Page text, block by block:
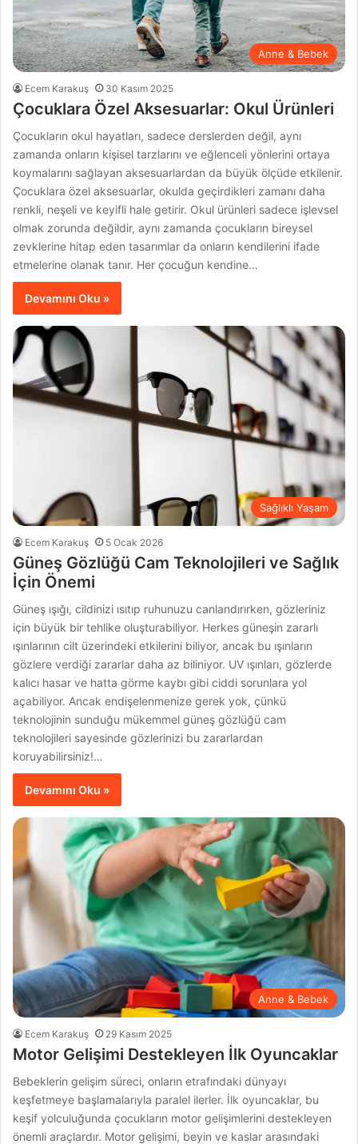
Anne & Bebek
Ecem Karakuş 30 Kasım 2025
Çocuklara Özel Aksesuarlar: Okul Ürünleri
Çocukların okul hayatları, sadece derslerden değil, aynı
zamanda onların kişisel tarzlarını ve eğlenceli yönlerini ortaya
koymalarını sağlayan aksesuarlardan da büyük ölçüde etkilenir.
Çocuklara özel aksesuarlar, okulda geçirdikleri zamanı daha
renkli, neşeli ve keyifli hale getirir. Okul ürünleri sadece işlevsel
olmak zorunda değildir, aynı zamanda çocukların bireysel
zevklerine hitap eden tasarımlar da onların kendilerini ifade
etmelerine olanak tanır. Her çocuğun kendine…
Devamını Oku »
Sağlıklı Yaşam
Ecem Karakuş 5 Ocak 2026
Güneş Gözlüğü Cam Teknolojileri ve Sağlık
İçin Önemi
Güneş ışığı, cildinizi ısıtıp ruhunuzu canlandırırken, gözleriniz
için büyük bir tehlike oluşturabiliyor. Herkes güneşin zararlı
ışınlarının cilt üzerindeki etkilerini biliyor, ancak bu ışınların
gözlere verdiği zararlar daha az biliniyor. UV ışınları, gözlerde
kalıcı hasar ve hatta görme kaybı gibi ciddi sorunlara yol
açabiliyor. Ancak endişelenmenize gerek yok, çünkü
teknolojinin sunduğu mükemmel güneş gözlüğü cam
teknolojileri sayesinde gözlerinizi bu zararlardan
koruyabilirsiniz!…
Devamını Oku »
Anne & Bebek
Ecem Karakuş 29 Kasım 2025
Motor Gelişimi Destekleyen İlk Oyuncaklar
Bebeklerin gelişim süreci, onların etrafındaki dünyayı
keşfetmeye başlamalarıyla paralel ilerler. İlk oyuncaklar, bu
keşif yolculuğunda çocukların motor gelişimlerini destekleyen
önemli araçlardır. Motor gelişimi, beyin ve kaslar arasındaki